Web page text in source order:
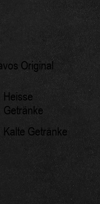
Original
Heisse
Getränke
Kalte Getränke